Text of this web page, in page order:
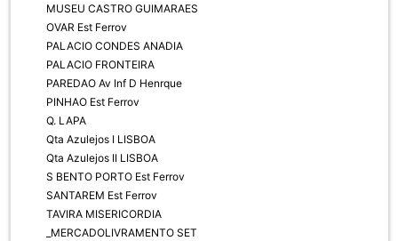
MUSEU CASTRO GUIMARAES
OVAR Est Ferrov
PALACIO CONDES ANADIA
PALACIO FRONTEIRA
PAREDAO Av Inf D Henrque
PINHAO Est Ferrov
Q. LAPA
Qta Azulejos I LISBOA
Qta Azulejos II LISBOA
S BENTO PORTO Est Ferrov
SANTAREM Est Ferrov
TAVIRA MISERICORDIA
_MERCADOLIVRAMENTO SET